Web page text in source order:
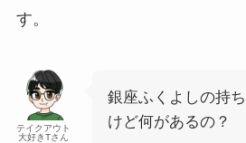
す。
テイクアウト
大好きTさん
銀座ふくよしの持
けど何があるの？